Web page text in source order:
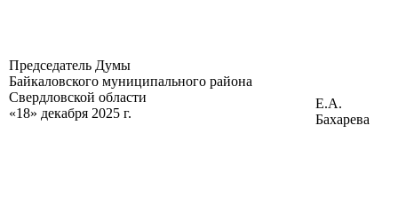
Председатель Думы
Байкаловского муниципального района
Свердловской области
«18» декабря 2025 г.
Е.А.
Бахарева